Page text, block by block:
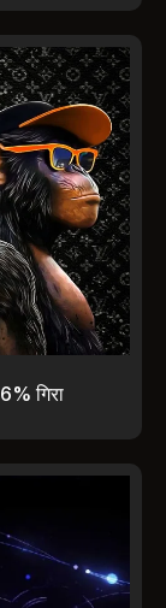
गिरा